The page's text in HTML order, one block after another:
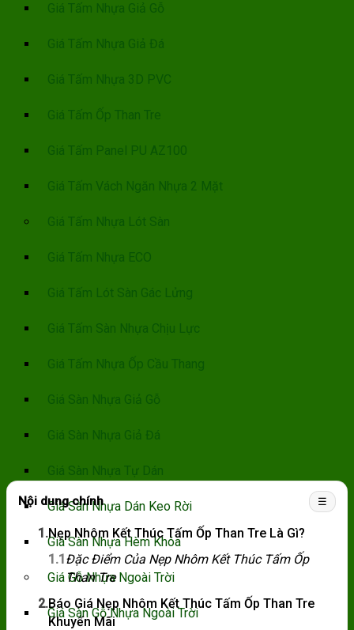
Giá Tấm Nhựa Giả Gỗ
Giá Tấm Nhựa Giả Đá
Giá Tấm Nhựa 3D PVC
Giá Tấm Ốp Than Tre
Giá Tấm Panel PU AZ100
Giá Tấm Vách Ngăn Nhựa 2 Mặt
Giá Tấm Nhựa Lót Sàn
Giá Tấm Nhựa ECO
Giá Tấm Lót Sàn Gác Lửng
Giá Tấm Sàn Nhựa Chịu Lực
Giá Tấm Nhựa Ốp Cầu Thang
Giá Sàn Nhựa Giả Gỗ
Giá Sàn Nhựa Giả Đá
Giá Sàn Nhựa Tự Dán
Giá Sàn Nhựa Dán Keo Rời
Giá Sàn Nhựa Hèm Khóa
Giá Gỗ Nhựa Ngoài Trời
Giá Sàn Gỗ Nhựa Ngoài Trời
Nội dung chính ☰
1.Nẹp Nhôm Kết Thúc Tấm Ốp Than Tre Là Gì?
1.1Đặc Điểm Của Nẹp Nhôm Kết Thúc Tấm Ốp
Than Tre
2.Báo Giá Nẹp Nhôm Kết Thúc Tấm Ốp Than Tre
Khuyến Mãi